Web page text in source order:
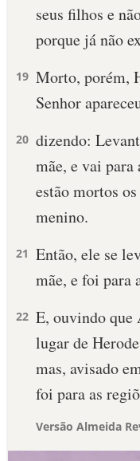
seus filhos e
porque já não
19 Morto, porém,
Senhor
20 dizendo:
mãe, e vai
estão mortos
menino.
21 Então, ele se
mãe, e foi para
22 E, ouvindo que
lugar de
mas, avisado
foi para as
Versão Almeida